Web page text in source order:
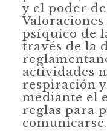
y el poder
psíquico de
través de la
actividades
respiración
mediante el
reglas para
comunicarse.